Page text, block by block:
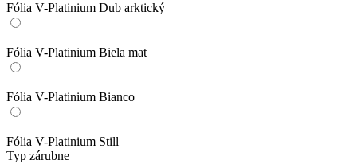
Fólia V-Platinium Dub arktický
Fólia V-Platinium Biela mat
Fólia V-Platinium Bianco
Fólia V-Platinium Still
Typ zárubne